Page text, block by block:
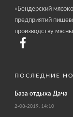
«Бендерский
предприятий
производству
ПОСЛЕДНИЕ
База отдыха Дача
2-08-2019, 14:10